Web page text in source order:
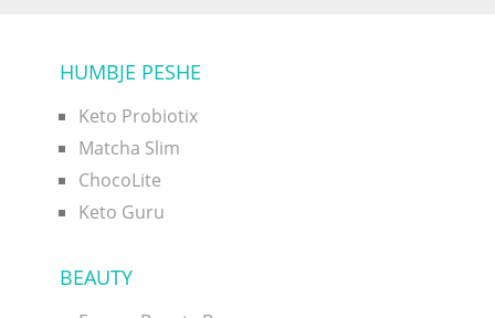
HUMBJE PESHE
Keto Probiotix
Matcha Slim
ChocoLite
Keto Guru
BEAUTY